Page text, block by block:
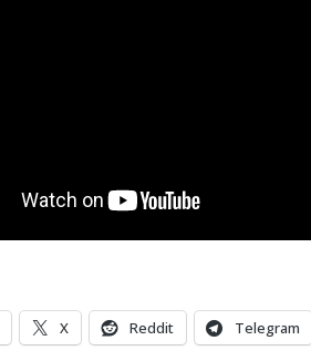
X Reddit Telegram